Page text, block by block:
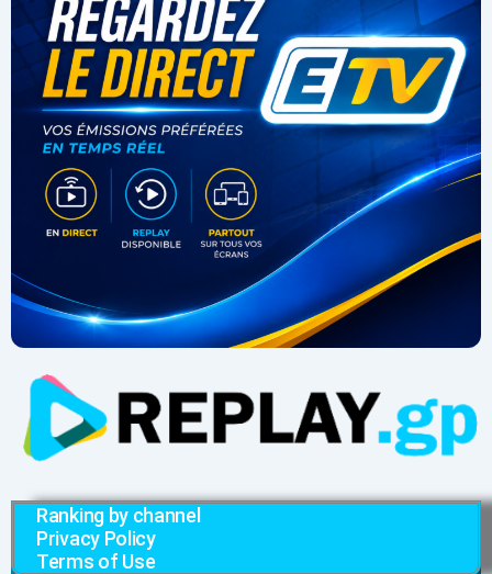
Ranking by channel
Privacy Policy
Terms of Use